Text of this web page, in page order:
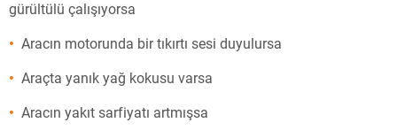
gürültülü çalışıyorsa
Aracın motorunda bir tıkırtı sesi duyulursa
Araçta yanık yağ kokusu varsa
Aracın yakıt sarfiyatı artmışsa